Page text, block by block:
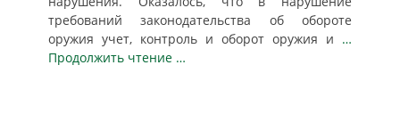
требований законодательства об обороте
оружия учет, контроль и оборот оружия и …
Продолжить чтение …